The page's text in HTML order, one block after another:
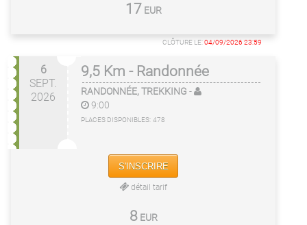
17 EUR
CLÔTURE LE:04/09/2026 23:59
6
SEPT.
2026
9,5 Km - Randonnée
RANDONNÉE, TREKKING -
9:00
PLACES DISPONIBLES: 478
S'INSCRIRE
détail tarif
8 EUR